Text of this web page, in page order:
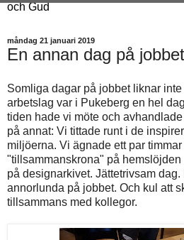
och Gud
måndag 21 januari 2019
En annan dag på jobbet
Somliga dagar på jobbet liknar
arbetslag var i Pukeberg en hel
tiden hade vi möte och
på annat: Vi tittade runt i de
miljöerna. Vi ägnade ett par
"tillsammanskrona" på
på designarkivet. Jättetrivsam
annorlunda på jobbet. Och kul att
tillsammans med kollegor.